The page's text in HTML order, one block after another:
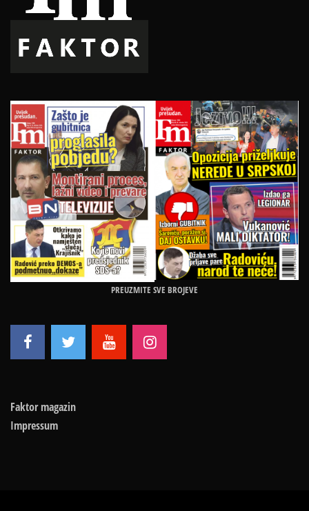
PREUZMITE SVE BROJEVE
Faktor magazin
Impressum